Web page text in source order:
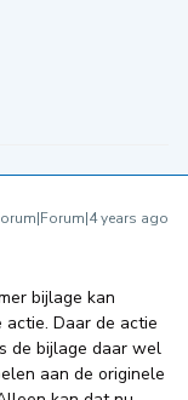
years ago
bijlage kan
Daar de actie
de bijlage daar wel
aan de originele